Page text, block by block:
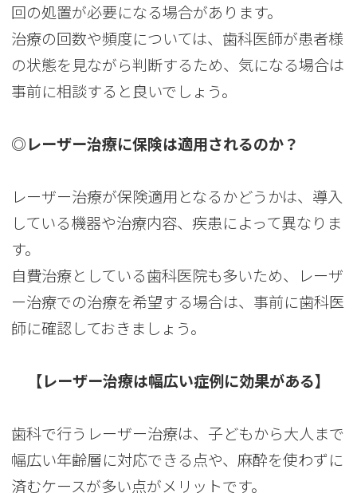
回の処置が必要になる場合があります。
治療の回数や頻度については、歯科医師が患者様
の状態を見ながら判断するため、気になる場合は
事前に相談すると良いでしょう。
◎レーザー治療に保険は適用されるのか？
レーザー治療が保険適用となるかどうかは、導入
している機器や治療内容、疾患によって異なりま
す。
自費治療としている歯科医院も多いため、レーザ
ー治療での治療を希望する場合は、事前に歯科医
師に確認しておきましょう。
【レーザー治療は幅広い症例に効果がある】
歯科で行うレーザー治療は、子どもから大人まで
幅広い年齢層に対応できる点や、麻酔を使わずに
済むケースが多い点がメリットです。